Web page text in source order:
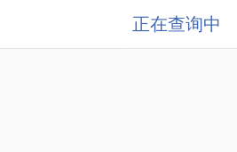
正在查询中